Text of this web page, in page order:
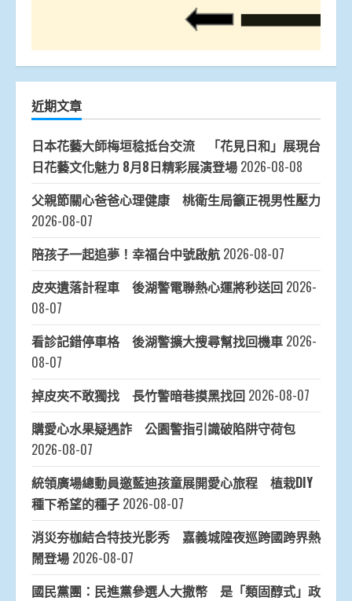
近期文章
日本花藝大師梅垣稔抵台交流 「花見日和」展現台
日花藝文化魅力 8月8日精彩展演登場 2026-08-08
父親節關心爸爸心理健康 桃衛生局籲正視男性壓力
2026-08-07
陪孩子一起追夢！幸福台中號啟航 2026-08-07
皮夾遺落計程車 後湖警電聯熱心運將秒送回 2026-
08-07
看診記錯停車格 後湖警擴大搜尋幫找回機車 2026-
08-07
掉皮夾不敢獨找 長竹警暗巷摸黑找回 2026-08-07
購愛心水果疑遇詐 公園警指引識破陷阱守荷包
2026-08-07
統領廣場總動員邀藍迪孩童展開愛心旅程 植栽DIY
種下希望的種子 2026-08-07
消災夯枷結合特技光影秀 嘉義城隍夜巡跨國跨界熱
鬧登場 2026-08-07
國民黨團：民進黨參選人大撒幣 是「類固醇式」政